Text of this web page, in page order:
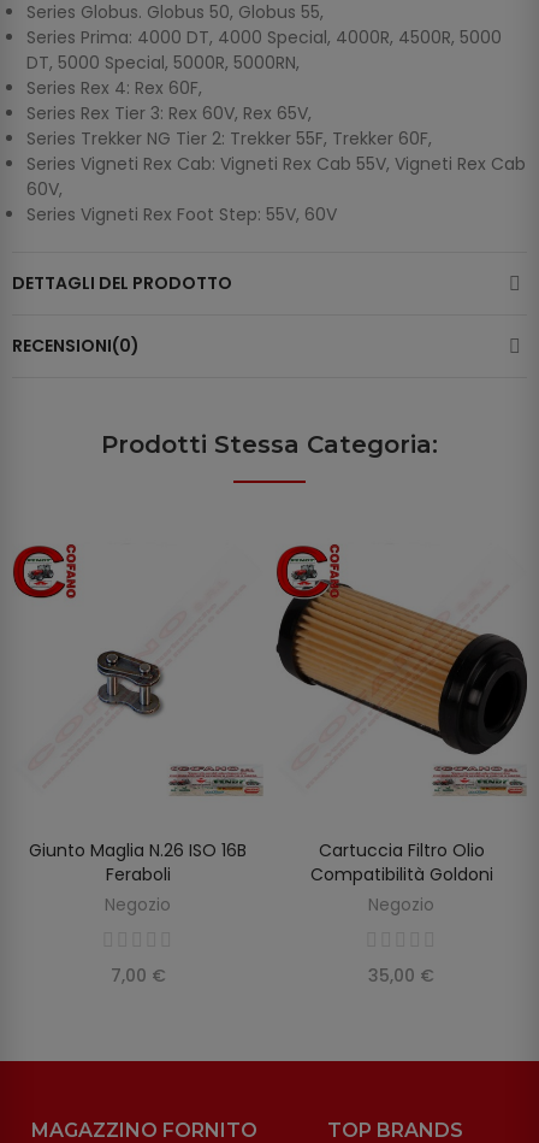
Series Globus. Globus 50, Globus 55,
Series Prima: 4000 DT, 4000 Special, 4000R, 4500R, 5000
DT, 5000 Special, 5000R, 5000RN,
Series Rex 4: Rex 60F,
Series Rex Tier 3: Rex 60V, Rex 65V,
Series Trekker NG Tier 2: Trekker 55F, Trekker 60F,
Series Vigneti Rex Cab: Vigneti Rex Cab 55V, Vigneti Rex Cab
60V,
Series Vigneti Rex Foot Step: 55V, 60V
DETTAGLI DEL PRODOTTO
RECENSIONI(0)
Prodotti Stessa Categoria:
AGGIUNGI AL CARRELLO
Giunto Maglia N.26 ISO 16B
Feraboli
Negozio
7,00 €
AGGIUNGI AL CARRELLO
Cartuccia Filtro Olio
Compatibilità Goldoni
Negozio
35,00 €
MAGAZZINO FORNITO TOP BRANDS